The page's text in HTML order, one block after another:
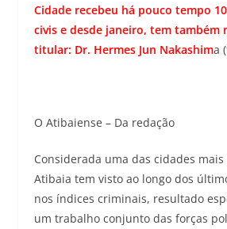
Cidade recebeu há pouco tempo
civis e desde janeiro, tem também
titular: Dr. Hermes Jun Nakashima
O Atibaiense – Da redação
Considerada uma das cidades
Atibaia tem visto ao longo dos
nos índices criminais, resultado
um trabalho conjunto das forças